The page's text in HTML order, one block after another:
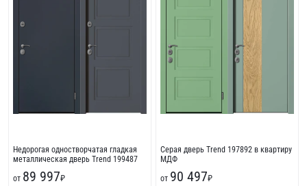
Недорогая одностворчатая гладкая
металлическая дверь Trend 199487
от 89 997₽
Серая дверь Trend 197892 в квартиру
МДФ
от 90 497₽